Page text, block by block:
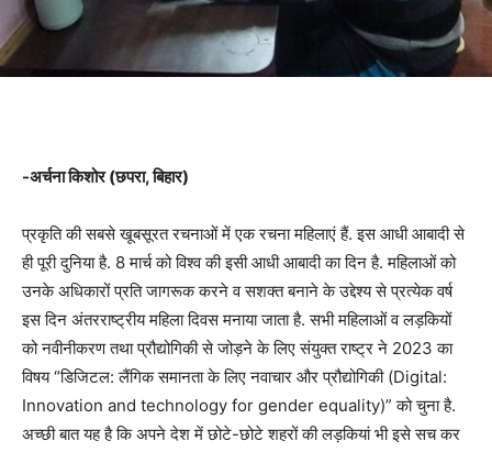
-अर्चना किशोर (छपरा, बिहार)
प्रकृति की सबसे खूबसूरत रचनाओं में एक रचना महिलाएं हैं. इस आधी आबादी से
ही पूरी दुनिया है. 8 मार्च को विश्व की इसी आधी आबादी का दिन है. महिलाओं को
उनके अधिकारों प्रति जागरूक करने व सशक्त बनाने के उद्देश्य से प्रत्येक वर्ष
इस दिन अंतरराष्ट्रीय महिला दिवस मनाया जाता है. सभी महिलाओं व लड़कियों
को नवीनीकरण तथा प्रौद्योगिकी से जोड़ने के लिए संयुक्त राष्ट्र ने 2023 का
विषय “डिजिटल: लैंगिक समानता के लिए नवाचार और प्रौद्योगिकी (Digital:
Innovation and technology for gender equality)” को चुना है.
अच्छी बात यह है कि अपने देश में छोटे-छोटे शहरों की लड़कियां भी इसे सच कर